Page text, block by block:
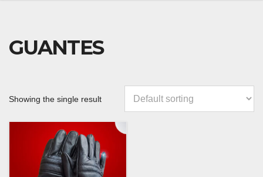
GUANTES
Showing the single result